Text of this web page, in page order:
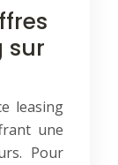
sur
leasing
une
Pour